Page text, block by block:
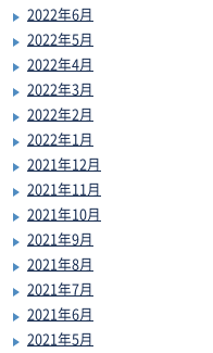
2022年6月
2022年5月
2022年4月
2022年3月
2022年2月
2022年1月
2021年12月
2021年11月
2021年10月
2021年9月
2021年8月
2021年7月
2021年6月
2021年5月